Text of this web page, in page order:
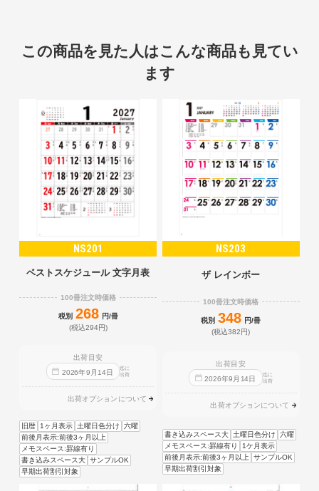
この商品を見た人はこんな商品も見てい
ます
NS201
ベストスケジュール 文字月表
100冊注文時価格
税別 268 円/冊
(税込294円)
出荷目安
2026年9 月 14日
迄に
出荷
出荷オプションについて
旧暦 1ヶ月表示 土曜日色分け
六曜
前後月表示:前後3ヶ月以上
メモスペース:罫線有り
書き込みスペース大 サンプルOK
早期出荷割引対象
NS203
ザ レインボー
100冊注文時価格
税別 348 円/冊
(税込382円)
出荷目安
2026年9 月 14日
迄に
出荷
出荷オプションについて
書き込みスペース大 土曜日色分け
六曜
メモスペース:罫線有り
1ケ月表示
前後月表示:前後3ヶ月以上 サンプルOK
早期出荷割引対象